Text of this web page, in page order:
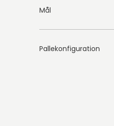
Mål
Pallekonfiguration